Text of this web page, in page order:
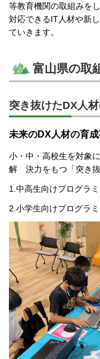
等教育機関の取組みを
対応できるIT人材や新
ていきます。
富山県の取
突き抜けたDX人
未来のDX人材の育
小・中・高校生を対象
解 決力をもつ「突き
1.中高生向けプログラ
2.小学生向けプログラ